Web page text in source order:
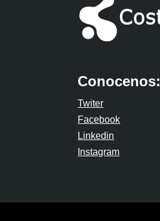
Conocenos:
Twiter
Facebook
Linkedin
Instagram